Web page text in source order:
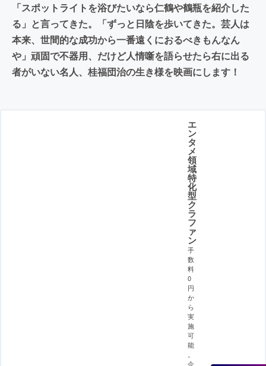
「スポットライトを浴びたいなら仁鶴や鶴瓶を紹介した
る」と言ってきた。「ずっと日陰を歩いてきた。芸人は
本来、世間的な成功から一番遠くにおるべきもんなん
や」頑固で不器用、だけど人情噺を語らせたら右に出る
者がいない名人、桂福団治の生き様を映画にします！
エ
ン
タ
メ
領
域
特
化
型
ク
ラ
フ
ァ
ン
手
数
料
0
円
か
ら
実
施
可
能
企